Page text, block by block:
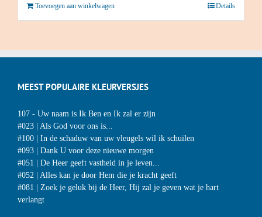
Toevoegen aan winkelwagen Details
MEEST POPULAIRE KLEURVERSJES
107 - Uw naam is Ik Ben en Ik zal er zijn
#023 | Als God voor ons is...
#100 | In de schaduw van uw vleugels wil ik schuilen
#093 | Dank U voor deze nieuwe morgen
#051 | De Heer geeft vastheid in je leven...
#052 | Alles kan je door Hem die je kracht geeft
#081 | Zoek je geluk bij de Heer, Hij zal je geven wat je hart
verlangt